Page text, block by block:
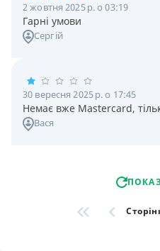
2 жовтня 2025 р. о 03:19
Гарні умови
Сергій
30 вересня 2025 р. о 17:45
Немає вже Mastercard,
Вася